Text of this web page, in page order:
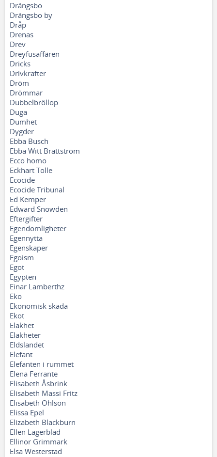
Drängsbo
Drängsbo by
Dråp
Drenas
Drev
Dreyfusaffären
Dricks
Drivkrafter
Dröm
Drömmar
Dubbelbröllop
Duga
Dumhet
Dygder
Ebba Busch
Ebba Witt Brattström
Ecco homo
Eckhart Tolle
Ecocide
Ecocide Tribunal
Ed Kemper
Edward Snowden
Eftergifter
Egendomligheter
Egennytta
Egenskaper
Egoism
Egot
Egypten
Einar Lamberthz
Eko
Ekonomisk skada
Ekot
Elakhet
Elakheter
Eldslandet
Elefant
Elefanten i rummet
Elena Ferrante
Elisabeth Åsbrink
Elisabeth Massi Fritz
Elisabeth Ohlson
Elissa Epel
Elizabeth Blackburn
Ellen Lagerblad
Ellinor Grimmark
Elsa Westerstad